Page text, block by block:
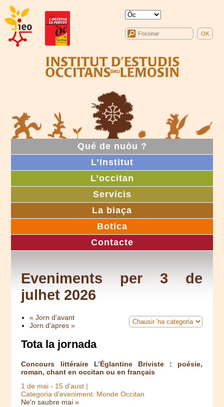
Qué de nuòu ?
L’Institut
L’occitan
Servicis
La biaça
Botica
Contacte
Eveniments per 3 de
julhet 2026
« Jorn d'avant
Jorn d'apres »
Tota la jornada
Concours littéraire L’Églantine Briviste : poésie,
roman, chant en occitan ou en français
1 de mai - 15 d'aust |
Categoria d'eveniment: Monde Occitan
Ne'n saubre mai »